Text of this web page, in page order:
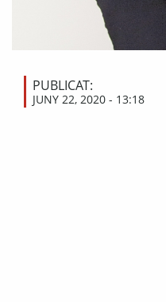
PUBLICAT:
JUNY 22, 2020 - 13:18